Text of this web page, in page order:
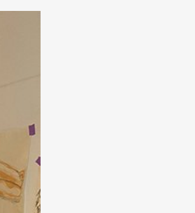
Fashion